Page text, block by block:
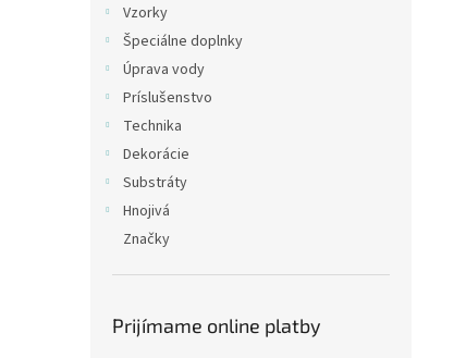
Vzorky
Špeciálne doplnky
Úprava vody
Príslušenstvo
Technika
Dekorácie
Substráty
Hnojivá
Značky
Prijímame online platby